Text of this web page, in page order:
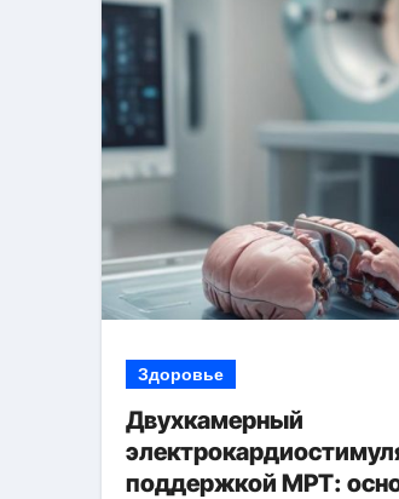
Здоровье
Двухкамерный
поддержкой МРТ: